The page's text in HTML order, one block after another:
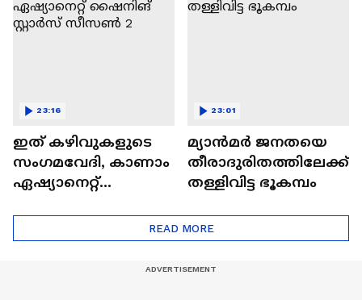
ഇത് കഴിവുകളുടെ
സംഗമവേദി, കാണാം
ഏഷ്യാനെറ്റ്
23:16
മ്യാൻമർ ജനതയെ
തീരാദുരിതത്തിലേക്ക്
തള്ളിവിട്ട ഭൂകമ്പം
23:01
READ MORE